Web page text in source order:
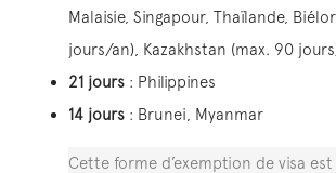
Malaisie, Singapour, Thaïlande,
jours/an), Kazakhstan (max. 90
21 jours : Philippines
14 jours : Brunei, Myanmar
Cette forme d’exemption de visa est